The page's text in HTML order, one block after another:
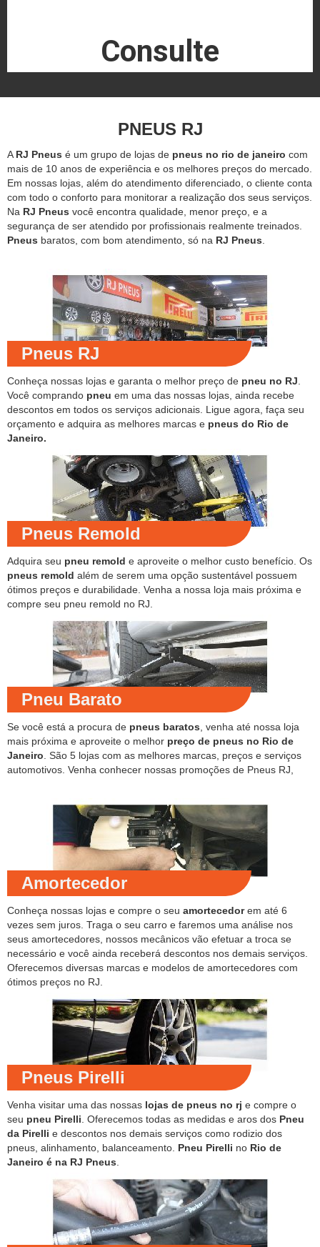
Consulte
PNEUS RJ
A RJ Pneus é um grupo de lojas de pneus no rio de janeiro com
mais de 10 anos de experiência e os melhores preços do mercado.
Em nossas lojas, além do atendimento diferenciado, o cliente conta
com todo o conforto para monitorar a realização dos seus serviços.
Na RJ Pneus você encontra qualidade, menor preço, e a
segurança de ser atendido por profissionais realmente treinados.
Pneus baratos, com bom atendimento, só na RJ Pneus
Pneus RJ
Conheça nossas lojas e garanta o melhor preço de pneu no RJ
Você comprando pneu em uma das nossas lojas, ainda recebe
descontos em todos os serviços adicionais. Ligue agora, faça seu
orçamento e adquira as melhores marcas e pneus do Rio de
Janeiro.
Pneus Remold
Adquira seu pneu remold e aproveite o melhor custo benefício. Os
pneus remold além de serem uma opção sustentável possuem
ótimos preços e durabilidade. Venha a nossa loja mais próxima e
compre seu pneu remold no RJ.
Pneu Barato
Se você está a procura de pneus baratos , venha até nossa loja
mais próxima e aproveite o melhor preço de pneus no Rio de
Janeiro . São 5 lojas com as melhores marcas, preços e serviços
automotivos. Venha conhecer nossas promoções de Pneus RJ,
Amortecedor
Conheça nossas lojas e compre o seu amortecedorem até 6
vezes sem juros. Traga o seu carro e faremos uma análise nos
seus amortecedores, nossos mecânicos vão efetuar a troca se
necessário e você ainda receberá descontos nos demais serviços.
Oferecemos diversas marcas e modelos de amortecedores com
ótimos preços no RJ.
Pneus Pirelli
Venha visitar uma das nossas lojas de pneus no rj e compre o
seu pneu Pirelli . Oferecemos todas as medidas e aros dos Pneu
da Pirelli e descontos nos demais serviços como rodizio dos
pneus, alinhamento, balanceamento. Pneu Pirelli no Rio de
Janeiro é na RJ Pneus